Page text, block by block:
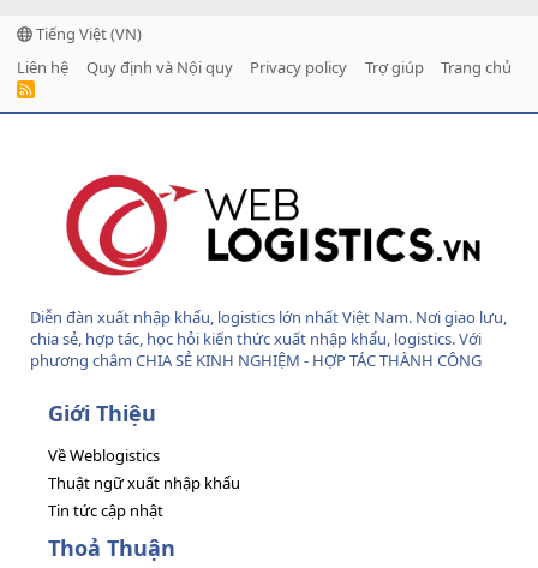
Tiếng Việt (VN)
Liên hệ
Quy định và Nội quy Privacy policy Trợ giúp Trang chủ
R
Diễn đàn xuất nhập khẩu, logistics lớn nhất Việt Nam. Nơi giao lưu,
chia sẻ, hợp tác, học hỏi kiến thức xuất nhập khẩu, logistics. Với
phương châm CHIA SẺ KINH NGHIỆM - HỢP TÁC THÀNH CÔNG
Giới Thiệu
Về Weblogistics
Thuật ngữ xuất nhập khẩu
Tin tức cập nhật
Thoả Thuận